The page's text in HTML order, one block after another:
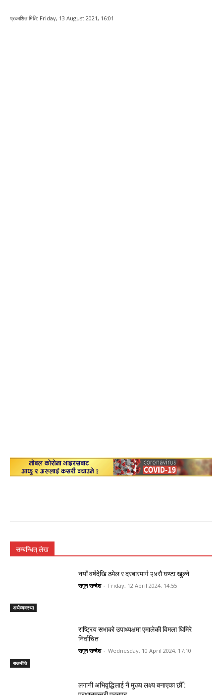
प्रकाशित मिति: Friday, 13 August 2021, 16:01
सम्बन्धित् लेख
अर्थव्यवस्था
नयाँ वर्षदेखि ठमेल र दरबारमार्ग २४सै घण्टा खुल्ने
सगुन सन्देश - Friday, 12 April 2024, 14:55
राजनीति
राष्ट्रिय सभाको उपाध्यक्षमा एमालेकी विमला घिमिरे
निर्वाचित
सगुन सन्देश - Wednesday, 10 April 2024, 17:10
लगानी अभिवृद्धिलाई नै मुख्य लक्ष्य बनाएका छौँ :